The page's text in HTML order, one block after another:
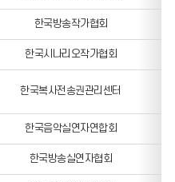
한국방송작가협회
한국시나리오작가협회
한국복사전송권관리센터
한국음악실연자연합회
한국방송실연자협회